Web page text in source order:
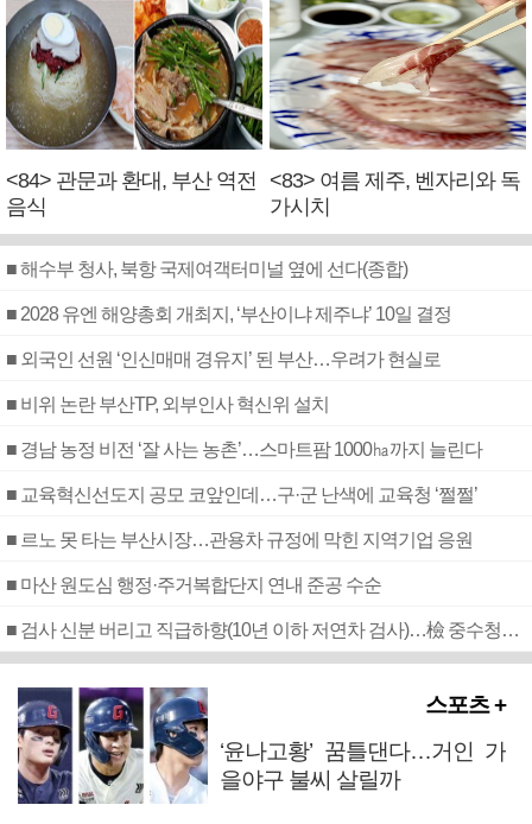
<84> 관문과 환대, 부산 역전
음식
<83> 여름 제주, 벤자리와 독
가시치
■ 해수부 청사, 북항 국제여객터미널 옆에 선다(종합)
■ 2028 유엔 해양총회 개최지, ‘부산이냐 제주냐’ 10일 결정
■ 외국인 선원 ‘인신매매 경유지’ 된 부산…우려가 현실로
■ 비위 논란 부산TP, 외부인사 혁신위 설치
■ 경남 농정 비전 ‘잘 사는 농촌’…스마트팜 1000㏊까지 늘린다
■ 교육혁신선도지 공모 코앞인데…구·군 난색에 교육청 ‘쩔쩔’
■ 르노 못 타는 부산시장…관용차 규정에 막힌 지역기업 응원
■ 마산 원도심 행정·주거복합단지 연내 준공 수순
■ 검사 신분 버리고 직급하향(10년 이하 저연차 검사)…檢 중수청행 기피
스포츠 +
‘윤나고황’ 꿈틀댄다…거인 가
을야구 불씨 살릴까